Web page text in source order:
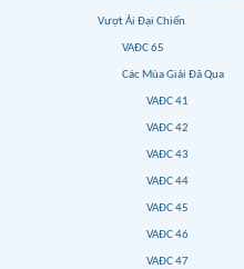
Vượt Ải Đại Chiến
VAĐC 65
Các Mùa Giải Đã Qua
VAĐC 41
VAĐC 42
VAĐC 43
VAĐC 44
VAĐC 45
VAĐC 46
VAĐC 47